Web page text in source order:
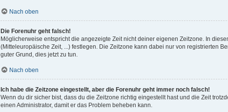
Nach oben
Die Forenuhr geht falsch!
Möglicherweise entspricht die angezeigte Zeit nicht deiner eigenen Zeitzone. In
(Mitteleuropäische Zeit, ...) festlegen. Die Zeitzone kann dabei nur von registrierten
guter Grund, dies jetzt zu tun.
Nach oben
Ich habe die Zeitzone eingestellt, aber die Forenuhr geht immer noch falsch!
Wenn du dir sicher bist, dass du die Zeitzone richtig eingestellt hast und die Zeit
einen Administrator, damit er das Problem beheben kann.